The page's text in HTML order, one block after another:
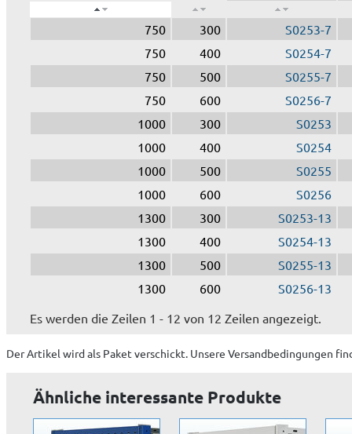
750 300
S0253-7
750
400
S0254-7
750
500
S0255-7
750
600
S0256-7
1000
300
S0253
1000
400
S0254
1000
500
S0255
1000
600
S0256
1300
300
S0253-13
1300
400
S0254-13
1300
500
S0255-13
1300
600
S0256-13
Es werden die Zeilen 1 - 12 von 12 Zeilen angezeigt.
Der Artikel wirdals Paket verschickt. Unsere Versandbedingungen
Ähnliche interessante Produkte